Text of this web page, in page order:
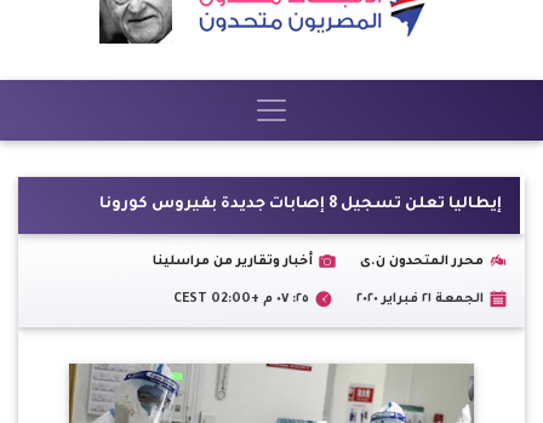
إيطاليا تعلن تسجيل 8 إصابات جديدة بفيروس كورونا
محرر المتحدون ن.ى أخبار وتقارير من مراسلينا
الجمعة ٢١ فبراير ٢٠٢٠ ٢٥: ٠٧ م +02:00 CEST